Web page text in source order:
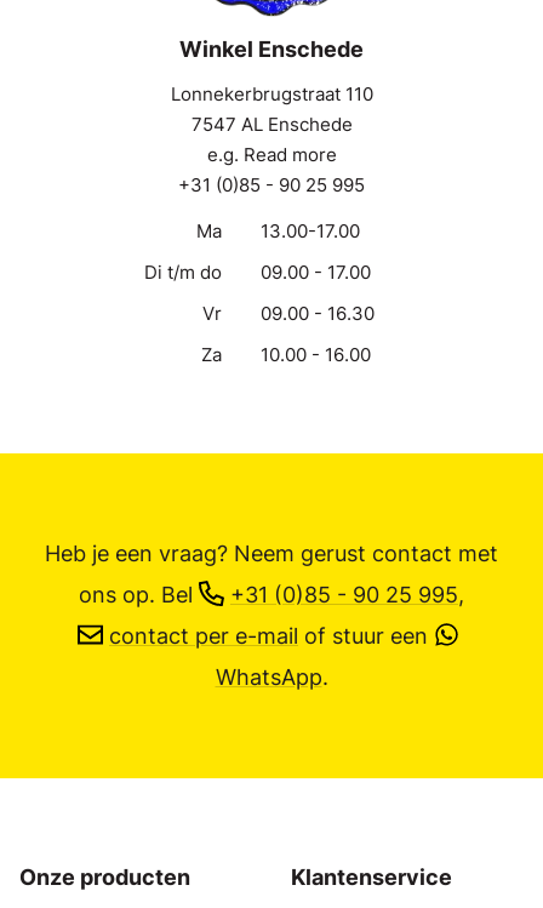
Winkel Enschede
Lonnekerbrugstraat 110
7547 AL Enschede
e.g. Read more
+31 (0)85 - 90 25 995
Ma
13.00-17.00
Di t/m do
09.00 - 17.00
Vr
09.00 - 16.30
Za
10.00 - 16.00
Heb je een vraag? Neem gerust contact met
ons op. Bel +31 (0)85 - 90 25 995,
contact per e-mail of stuur een
WhatsApp.
Onze producten Klantenservice